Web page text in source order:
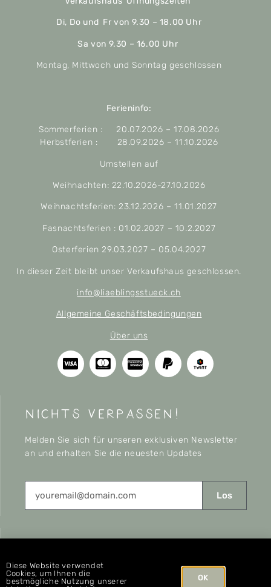
Di, Do und Fr von 9.30 – 18.00 Uhr
Sa von 9.30 – 16.00 Uhr
Montag, Mittwoch und Sonntag geschlossen
Ferieninfo:
Sommerferien : 20.07.2026 – 17.08.2026
Herbstferien : 28.09.2026 – 11.10.2026
Umstellen auf
Weihnachten: 22.10.2026-27.10.2026
Weihnachtsferien: 23.12.2026 – 11.01.2027
Fasnachtsferien : 01.02.2027 – 10.2.2027
Osterferien 29.03.2027 – 05.04.2027
In dieser Zeit bleibt unser Verkaufshaus geschlossen.
info@liaeblingsstueck.ch
Allgemeine Geschäftsbedingungen
Über uns
nichts verpassen!
Melden Sie sich für unseren exklusiven Newsletter
an und erhalten Sie die neuesten Updates
Los
CONNECT
Diese Website verwendet
Cookies, um Ihnen die
bestmögliche Nutzung unserer
OK